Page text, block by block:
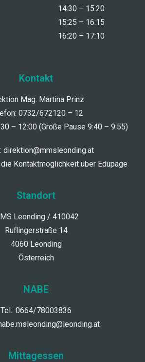
14:30 – 15:20
15:25 – 16:15
16:20 – 17:10
Kontakt
Mag. Martina Prinz
0732/672120 – 12
– 12:00 (Große Pause 9:40 – 9:55)
direktion@mmsleonding.at
Kontaktmöglichkeit über Edupage
Standort
Leonding / 410042
Ruflingerstraße 14
4060 Leonding
Österreich
NABE
Tel.: 0664/78003836
Mittagessen